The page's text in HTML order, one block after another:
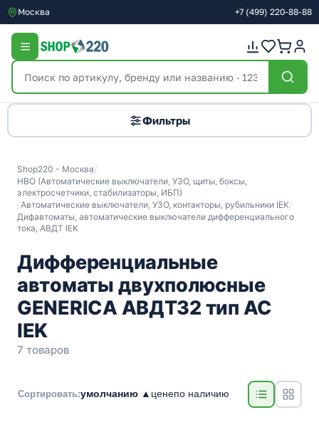
Москва +7 (499) 220-88-88
Фильтры
Shop220 - Москва/
НВО (Автоматические выключатели, УЗО, щиты, боксы,
электросчетчики, стабилизаторы, ИБП)
/Автоматические выключатели, УЗО, контакторы, рубильники IEK/
Дифавтоматы, автоматические выключатели дифференциального
тока, АВДТ IEK
Дифференциальные
автоматы двухполюсные
GENERICA АВДТ32 тип АС
IEK
7 товаров
Сортировать:умолчанию ▲ ценепо наличию